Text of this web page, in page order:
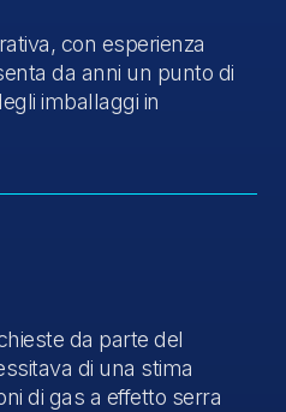
con esperienza
da anni un punto di
imballaggi in
da parte del
di una stima
di gas a effetto serra